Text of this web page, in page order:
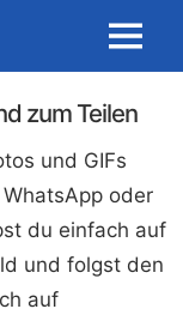
Menu
zum Teilen
und GIFs
oder
du einfach auf
und folgst den
auf